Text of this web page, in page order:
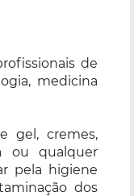
de
medicina
gel, cremes,
ou qualquer
pela higiene
dos